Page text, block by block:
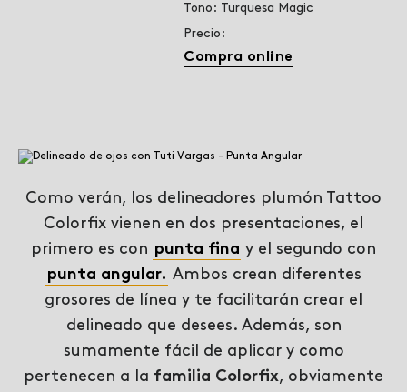
Tono: Turquesa Magic
Precio:
Compra online
Como verán, los delineadores plumón Tattoo
Colorfix vienen en dos presentaciones, el
primero es con punta fina y el segundo con
punta angular. Ambos crean diferentes
grosores de línea y te facilitarán crear el
delineado que desees. Además, son
sumamente fácil de aplicar y como
pertenecen a la familia Colorfix, obviamente